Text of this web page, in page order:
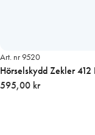
Art. nr 9520
Hörselskydd Zekler 412
endast mikrofon
595,00 kr